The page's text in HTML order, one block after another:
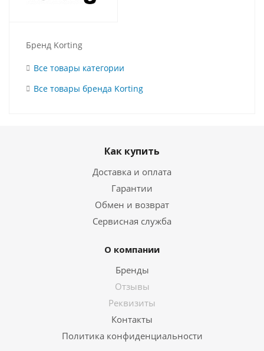
Бренд Korting
Все товары категории
Все товары бренда Korting
Как купить
Доставка и оплата
Гарантии
Обмен и возврат
Сервисная служба
О компании
Бренды
Отзывы
Реквизиты
Контакты
Политика конфиденциальности